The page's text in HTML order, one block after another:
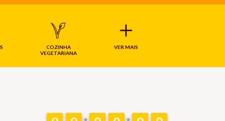
COZINHA
VEGETARIANA
VER MAIS